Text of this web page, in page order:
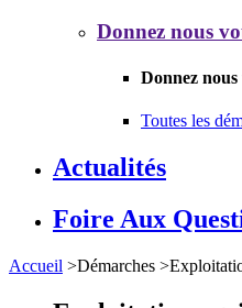
Donnez nous
Donnez
Toutes les
Actualités
Foire Aux
Accueil >Démarches >